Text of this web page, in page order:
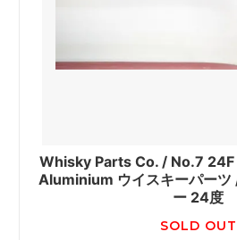
Whisky Parts Co. / No.7
Aluminium ウイスキーパーツ
ー 24度
SOLD OUT